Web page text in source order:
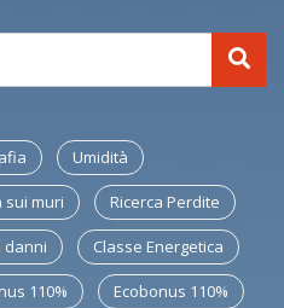
Umidità
sui muri Ricerca Perdite
danni Classe Energetica
110% Ecobonus 110%